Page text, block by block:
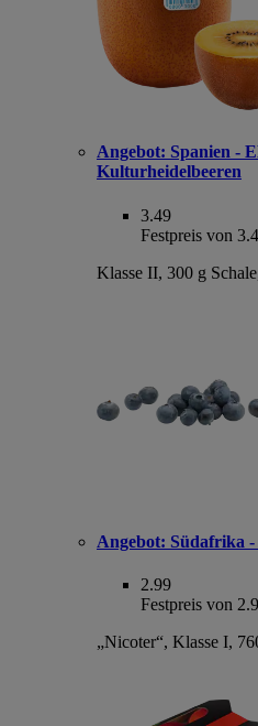
Angebot: Spanien -
Kulturheidelbeeren
3.49
Festpreis von
Klasse II, 300 g
Angebot: Südafrika
2.99
Festpreis von
„Nicoter“, Klasse I,